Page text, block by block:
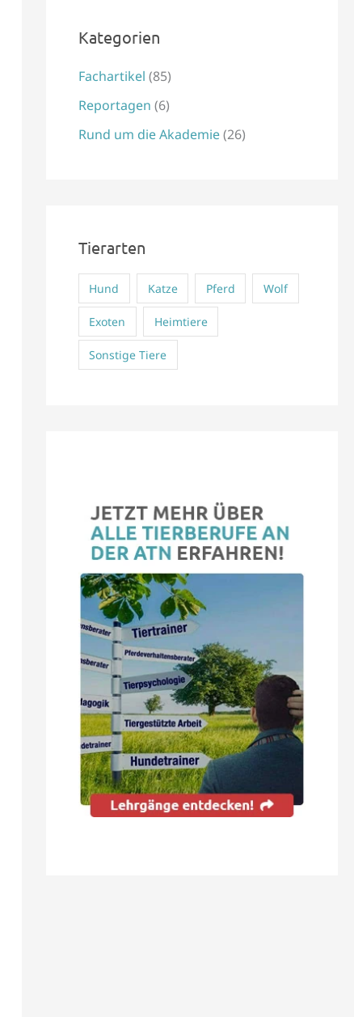
n
n
a
c
Kategorien
Fachartikel (85)
Reportagen (6)
Rund um die Akademie(26)
Tierarten
Hund Katze Pferd Wolf
Exoten Heimtiere
Sonstige Tiere